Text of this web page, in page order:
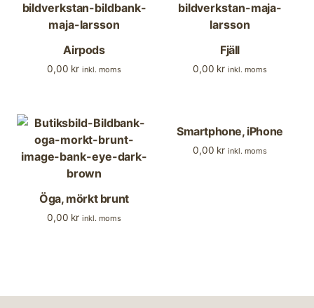
Airpods
0,00 kr inkl. moms
Fjäll
0,00 kr inkl. moms
Öga, mörkt brunt
0,00 kr inkl. moms
Smartphone, iPhone
0,00 kr inkl. moms